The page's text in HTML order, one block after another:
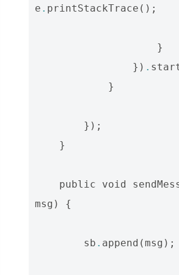
e . printStackTrace ();
}
}) .
}
});
}
public void
msg ) {
sb . append (msg );